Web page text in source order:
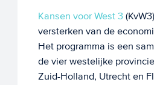
Kansen voor West 3
versterken van de
Het programma is een
de vier westelijke
Zuid-Holland, Utrecht en